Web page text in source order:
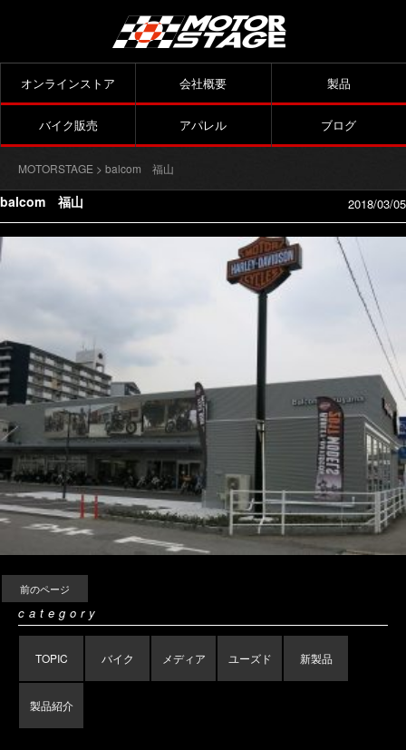
オンラインストア 会社概要 製品
バイク販売 アパレル ブログ
MOTORSTAGE > balcom 福山
balcom 福山 2018/03/05
前のページ
category
TOPIC バイク メディア ユーズド 新製品
製品紹介